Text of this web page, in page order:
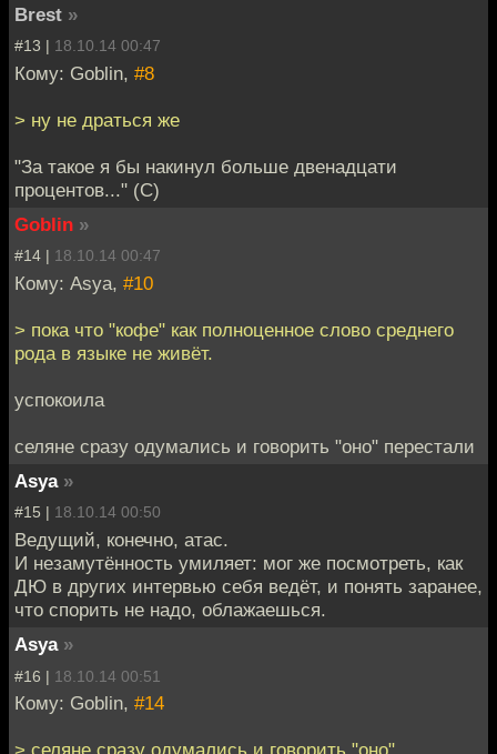
Brest »
#13 | 18.10.14 00:47
Кому: Goblin, #8
> ну не драться же
"За такое я бы накинул больше двенадцати
процентов..." (С)
Goblin »
#14 | 18.10.14 00:47
Кому: Asya, #10
> пока что "кофе" как полноценное слово среднего
рода в языке не живёт.
успокоила
селяне сразу одумались и говорить "оно" перестали
Asya »
#15 | 18.10.14 00:50
Ведущий, конечно, атас.
И незамутённость умиляет: мог же посмотреть, как
ДЮ в других интервью себя ведёт, и понять заранее,
что спорить не надо, облажаешься.
Asya »
#16 | 18.10.14 00:51
Кому: Goblin, #14